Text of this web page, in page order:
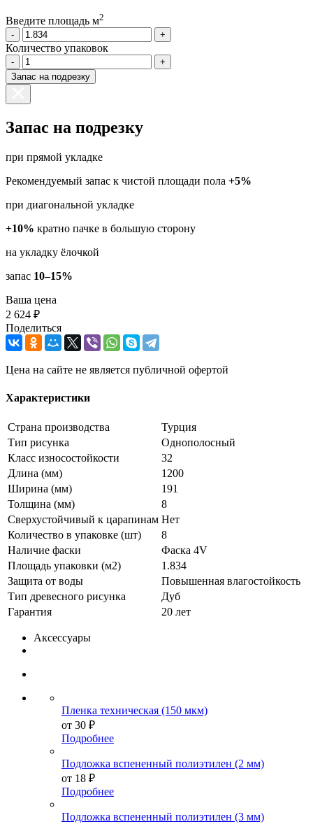
Введите площадь м2
-
+
Количество упаковок
-
+
Запас на подрезку
Запас на подрезку
при прямой укладке
Рекомендуемый запас к чистой площади пола +5%
при диагональной укладке
+10% кратно пачке в большую сторону
на укладку ёлочкой
запас 10–15%
Ваша цена
2 624 ₽
Поделиться
Цена на сайте не является публичной офертой
Характеристики
Страна производства
Турция
Тип рисунка
Однополосный
Класс износостойкости
32
Длина (мм)
1200
Ширина (мм)
191
Толщина (мм)
8
Сверхустойчивый к царапинам Нет
Количество в упаковке (шт)
8
Наличие фаски
Фаска 4V
Площадь упаковки (м2)
1.834
Защита от воды
Повышенная влагостойкость
Тип древесного рисунка
Дуб
Гарантия
20 лет
Аксессуары
Пленка техническая (150 мкм)
от 30 ₽
Подробнее
Подложка вспененный полиэтилен (2 мм)
от 18 ₽
Подробнее
Подложка вспененный полиэтилен (3 мм)